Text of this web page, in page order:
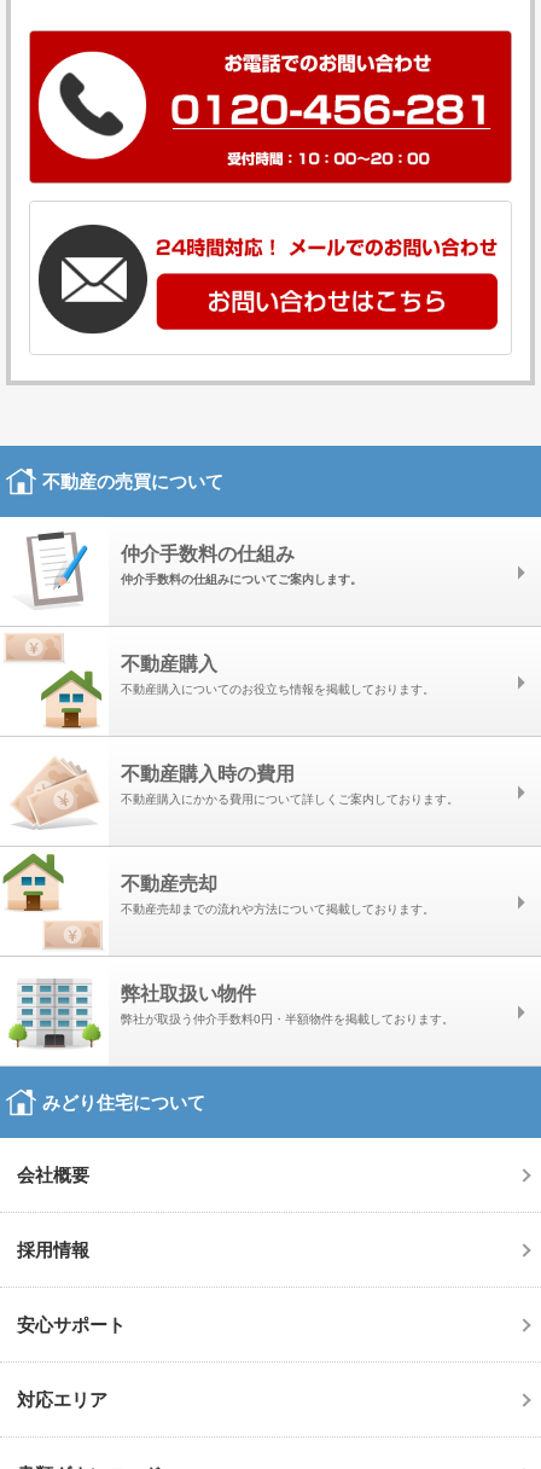
不動産の売買について
仲介手数料の仕組み
仲介手数料の仕組みについてご案内します。
不動産購入
不動産購入についてのお役立ち情報を掲載しております。
不動産購入時の費用
不動産購入にかかる費用について詳しくご案内しております。
不動産売却
不動産売却までの流れや方法について掲載しております。
弊社取扱い物件
弊社が取扱う仲介手数料0円・半額物件を掲載しております。
みどり住宅について
会社概要
採用情報
安心サポート
対応エリア